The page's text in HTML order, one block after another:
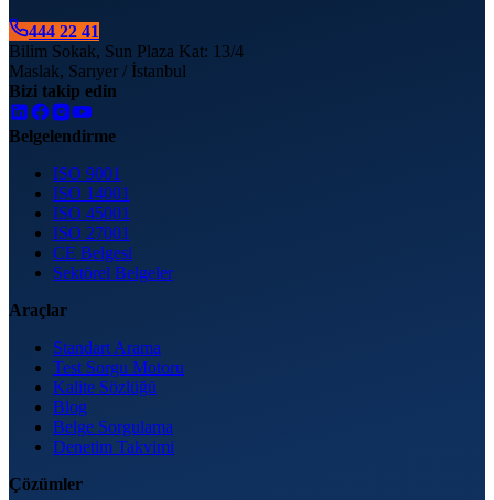
444 22 41
Bilim Sokak, Sun Plaza Kat: 13/4
Maslak, Sarıyer / İstanbul
Bizi takip edin
Belgelendirme
ISO 9001
ISO 14001
ISO 45001
ISO 27001
CE Belgesi
Sektörel Belgeler
Araçlar
Standart Arama
Test Sorgu Motoru
Kalite Sözlüğü
Blog
Belge Sorgulama
Denetim Takvimi
Çözümler